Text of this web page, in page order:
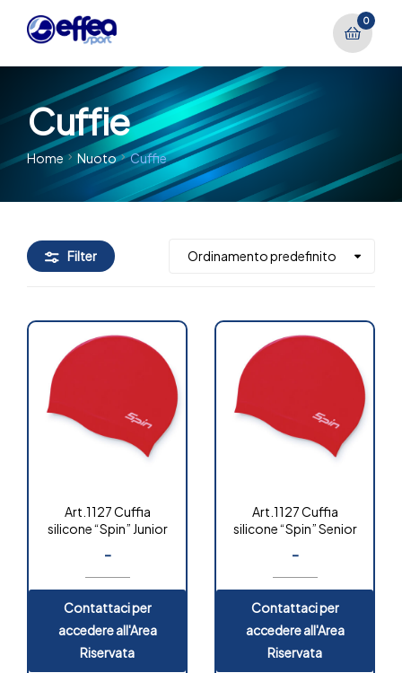
0
Cuffie
Home Nuoto Cuffie
Filter
Art.1127 Cuffia
silicone “Spin” Junior
-
Contattaci per
accedere all'Area
Riservata
Art.1127 Cuffia
silicone “Spin” Senior
-
Contattaci per
accedere all'Area
Riservata